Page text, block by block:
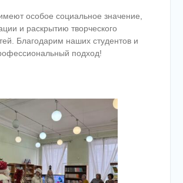
особое социальное значение,
и раскрытию творческого
Благодарим наших студентов и
подход!